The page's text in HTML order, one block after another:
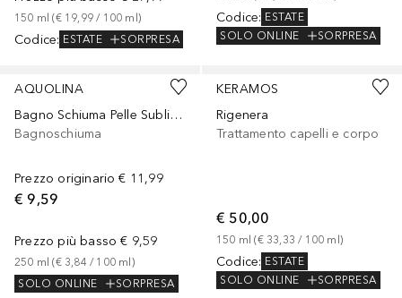
150 ml (€ 19,99 / 100 ml)
Codice: ESTATE SORPRESA
Codice: ESTATE
SOLO ONLINE
SORPRESA
AQUOLINA
Bagno Schiuma Pelle Sublime
Bagnoschiuma
Prezzo originario € 11,99
€ 9,59
Prezzo più basso € 9,59
250 ml (€ 3,84 / 100 ml)
SOLO ONLINE
SORPRESA
KERAMOS
Rigenera
Trattamento capelli e corpo
€ 50,00
150 ml (€ 33,33 / 100 ml)
Codice: ESTATE
SOLO ONLINE
SORPRESA
Sponsorizzato Sponsorizzato